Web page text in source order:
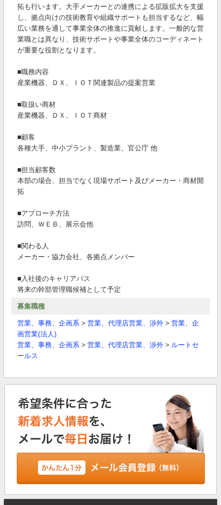
拓も行います。大手メーカーとの連携による拡販拡大を支援
し、拠点向けの技術教育や組織サポートも担当するなど、幅
広い業務を通して事業全体の推進に貢献します。一般的な営
業職とは異なり、技術サポートや事業全体のコーディネート
が重要な役割となります。
■職務内容
産業機器、ＤＸ、ＩＯＴ関連製品の提案営業
■取扱い商材
産業機器、ＤＸ、ＩＯＴ商材
■顧客
各種大手、中小プラント、製造業、官公庁 他
■担当顧客数
本部の場合、担当でなく現場サポート及びメーカー・商材開
拓
■アプローチ方法
訪問、ＷＥＢ、展示会他
■関わる人
メーカー・協力会社、各拠点メンバー
■入社後のキャリアパス
将来の幹部管理職候補として予定
募集職種
営業、事務、企画系 > 営業、代理店営業、渉外 > 営業、企
画営業(法人)
営業、事務、企画系 > 営業、代理店営業、渉外 > ルートセ
ールス